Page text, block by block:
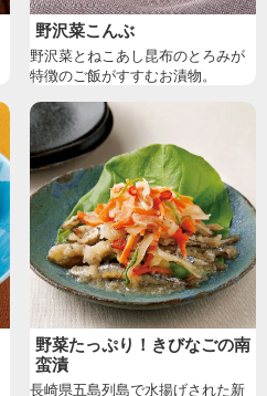
野沢菜こんぶ
野沢菜とねこあし昆布のとろみが
特徴のご飯がすすむお漬物。
野菜たっぷり！きびなごの南
蛮漬
長崎県五島列島で水揚げされた新